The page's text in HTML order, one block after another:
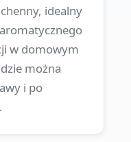
idealny
w domowym
można
i po